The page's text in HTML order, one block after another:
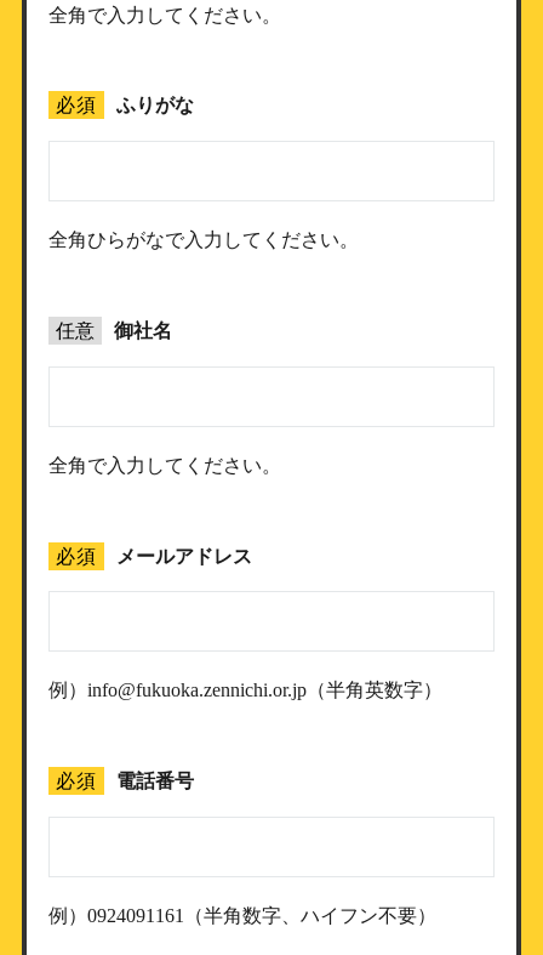
全角で入力してください。
必須 ふりがな
全角ひらがなで入力してください。
任意 御社名
全角で入力してください。
必須 メールアドレス
例）info@fukuoka.zennichi.or.jp（半角英数字）
必須 電話番号
例）0924091161（半角数字、ハイフン不要）